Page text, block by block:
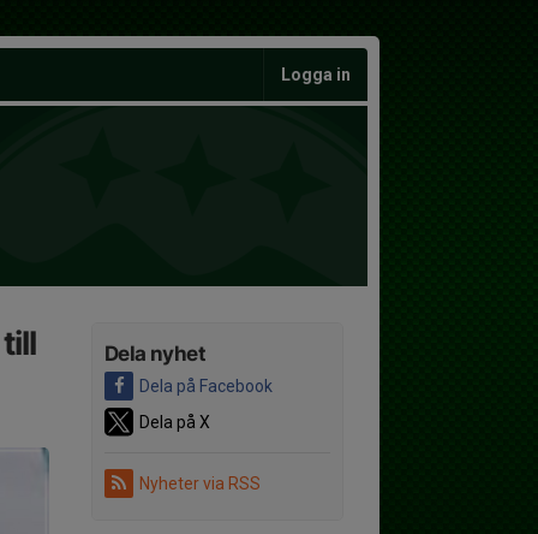
Logga in
Dela nyhet
Dela på Facebook
Dela på X
Nyheter via RSS